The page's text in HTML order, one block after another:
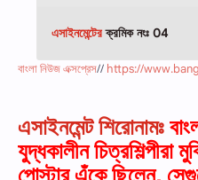
এসাইনমেন্টেরক্রমিক নংঃ 04
বাংলা নিউজ এক্সপ্রেস// https://
এসাইনমেন্ট শিরোনামঃ
যুদ্ধকালীন চিত্রশিল্পীরা